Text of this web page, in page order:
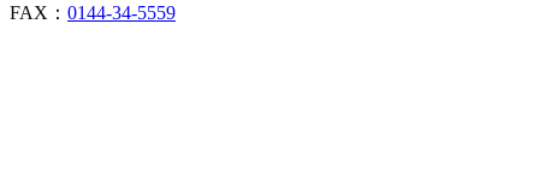
FAX： 0144-34-5559